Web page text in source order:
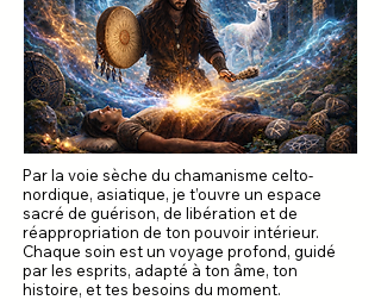
Par la voie sèche du chamanisme celto-
nordique, asiatique, je t’ouvre un espace
sacré de guérison, de libération et de
réappropriation de ton pouvoir intérieur.
Chaque soin est un voyage profond, guidé
par les esprits, adapté à ton âme, ton
histoire, et tes besoins du moment.